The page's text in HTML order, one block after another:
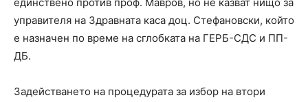
единствено против проф. Мавров, но не казват нищо за
управителя на Здравната каса доц. Стефановски, който
е назначен по време на сглобката на ГЕРБ-СДС и ПП-
ДБ.
Задействането на процедурата за избор на втори